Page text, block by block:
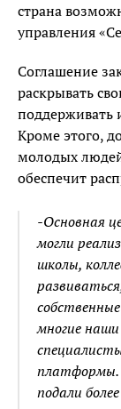
страна
управления
Соглашение
раскрывать
поддерживать
Кроме этого,
молодых
обеспечит
-Основная
могли
школы,
многие
платформы.
подали